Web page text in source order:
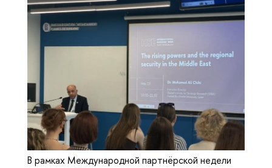
В рамках Международной партнёрской недели